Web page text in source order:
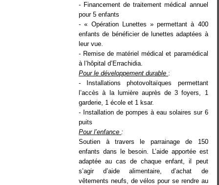
- Financement de traitement médical annuel
pour 5 enfants
- « Opération Lunettes » permettant à 400
enfants de bénéficier de lunettes adaptées à
leur vue.
- Remise de matériel médical et paramédical
à l’hôpital d’Errachidia.
Pour le développement durable :
- Installations photovoltaïques permettant
l’accès à la lumière auprès de 3 foyers, 1
garderie, 1 école et 1 ksar.
- Installation de pompes à eau solaires sur 6
puits
Pour l’enfance :
Soutien à travers le parrainage de 150
enfants dans le besoin. L’aide apportée est
adaptée au cas de chaque enfant, il peut
s’agir d’aide alimentaire, d’achat de
vêtements neufs, de vélos pour se rendre au